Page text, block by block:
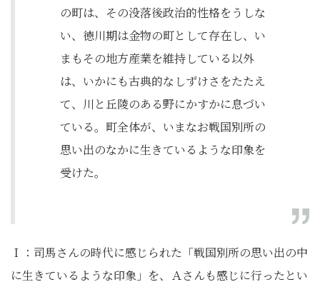
の町は、その没落後政治的性格をうしな
い、徳川期は金物の町として存在し、い
まもその地方産業を維持している以外
は、いかにも古典的なしずけさをたたえ
て、川と丘陵のある野にかすかに息づい
ている。町全体が、いまなお戦国別所の
思い出のなかに生きているような印象を
受けた。
Ｉ：司馬さんの時代に感じられた「戦国別所の思い出の中
に生きているような印象」を、Ａさんも感じに行ったとい